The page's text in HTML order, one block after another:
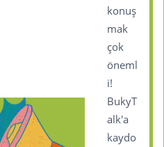
konuş
mak
çok
öneml
i!
BukyT
alk'a
kaydo